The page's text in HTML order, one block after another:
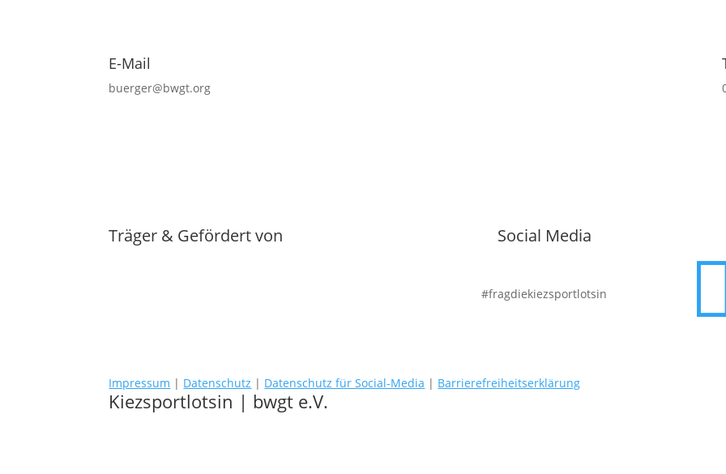
E-Mail
buerger@bwgt.org
Träger & Gefördert von Social Media
#fragdiekiezsportlotsin
Impressum | Datenschutz | Datenschutz für Social-Media | Barrierefreiheitserklärung
Kiezsportlotsin | bwgt e.V.